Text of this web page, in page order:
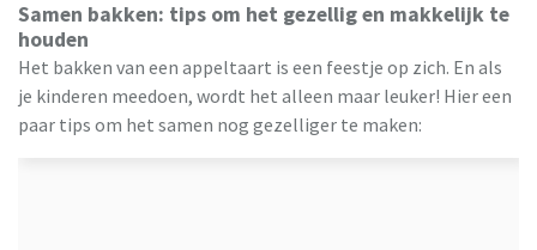
Samen bakken: tips om het gezellig en makkelijk te
houden
Het bakken van een appeltaart is een feestje op zich. En als
je kinderen meedoen, wordt het alleen maar leuker! Hier een
paar tips om het samen nog gezelliger te maken: